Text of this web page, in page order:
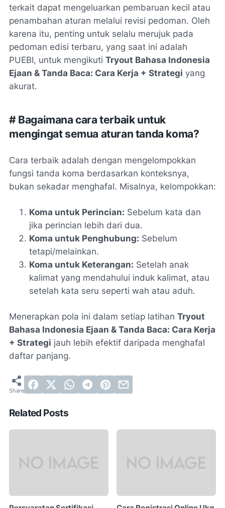
terkait dapat mengeluarkan pembaruan kecil atau
penambahan aturan melalui revisi pedoman. Oleh
karena itu, penting untuk selalu merujuk pada
pedoman edisi terbaru, yang saat ini adalah
PUEBI, untuk mengikuti Tryout Bahasa Indonesia
Ejaan & Tanda Baca: Cara Kerja + Strategi yang
akurat.
# Bagaimana cara terbaik untuk
mengingat semua aturan tanda koma?
Cara terbaik adalah dengan mengelompokkan
fungsi tanda koma berdasarkan konteksnya,
bukan sekadar menghafal. Misalnya, kelompokkan:
Koma untuk Perincian: Sebelum kata dan
jika perincian lebih dari dua.
Koma untuk Penghubung: Sebelum
tetapi/melainkan.
Koma untuk Keterangan: Setelah anak
kalimat yang mendahului induk kalimat, atau
setelah kata seru seperti wah atau aduh.
Menerapkan pola ini dalam setiap latihan Tryout
Bahasa Indonesia Ejaan & Tanda Baca: Cara Kerja
+ Strategi jauh lebih efektif daripada menghafal
daftar panjang.
Related Posts